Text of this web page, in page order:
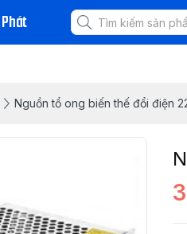
Nguồn tổ ong biến thế đổi điện